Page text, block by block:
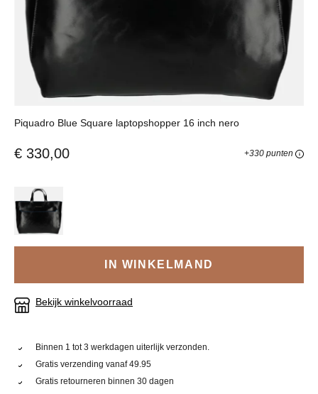
Piquadro Blue Square laptopshopper 16 inch nero
€ 330,00 +330 punten
IN WINKELMAND
Bekijk winkelvoorraad
Binnen 1 tot 3 werkdagen uiterlijk verzonden.
Gratis verzending vanaf 49.95
Gratis retourneren binnen 30 dagen